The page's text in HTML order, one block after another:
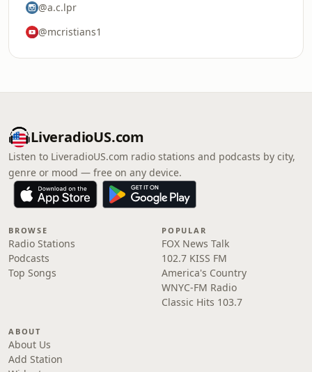
@a.c.lpr
@mcristians1
LiveradioUS.com
Listen to LiveradioUS.com radio stations and podcasts by city,
genre or mood — free on any device.
BROWSE
Radio Stations
Podcasts
Top Songs
POPULAR
FOX News Talk
102.7 KISS FM
America's Country
WNYC-FM Radio
Classic Hits 103.7
ABOUT
About Us
Add Station